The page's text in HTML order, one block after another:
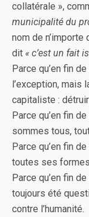
collatérale »,
municipalité du
nom de
dit « c’est un fait
Parce qu’en fin
l’exception, mais
capitaliste :
Parce qu’en fin
sommes tous,
Parce qu’en fin
toutes ses
Parce qu’en fin
toujours été
contre l’humanité.